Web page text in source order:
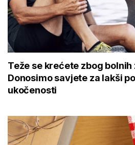
Teže se krećete zbog bolnih
Donosimo savjete za lakši
ukočenosti